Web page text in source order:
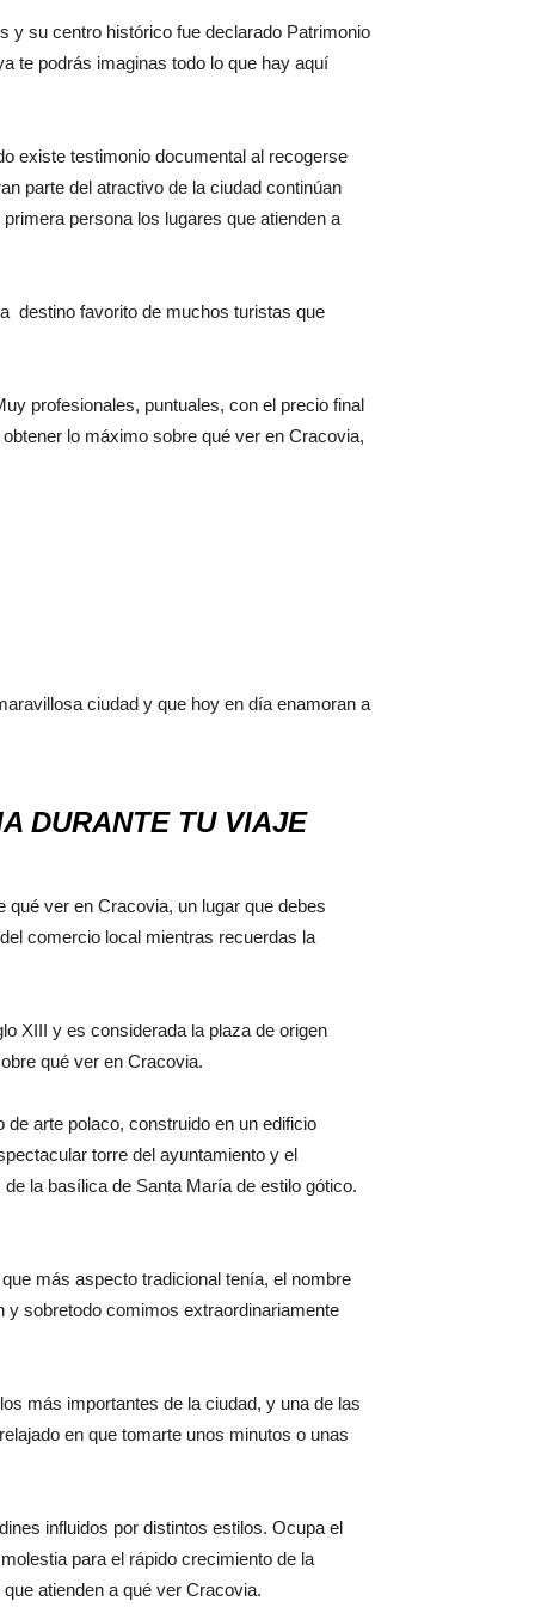
y su centro histórico fue declarado Patrimonio
te podrás imaginas todo lo que hay aquí
existe testimonio documental al recogerse
parte del atractivo de la ciudad continúan
persona los lugares que atienden a
destino favorito de muchos turistas que
profesionales, puntuales, con el precio final
lo máximo sobre qué ver en Cracovia,
ciudad y que hoy en día enamoran a
DURANTE TU VIAJE
ver en Cracovia, un lugar que debes
comercio local mientras recuerdas la
XIII y es considerada la plaza de origen
qué ver en Cracovia.
arte polaco, construido en un edificio
torre del ayuntamiento y el
la basílica de Santa María de estilo gótico.
más aspecto tradicional tenía, el nombre
sobretodo comimos extraordinariamente
más importantes de la ciudad, y una de las
en que tomarte unos minutos o unas
influidos por distintos estilos. Ocupa el
para el rápido crecimiento de la
atienden a qué ver Cracovia.